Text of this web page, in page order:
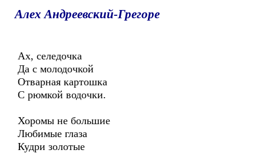
Алех Андреевский-Грегоре
Ах, селедочка
Да с молодочкой
Отварная картошка
С рюмкой водочки.
Хоромы не большие
Любимые глаза
Кудри золотые